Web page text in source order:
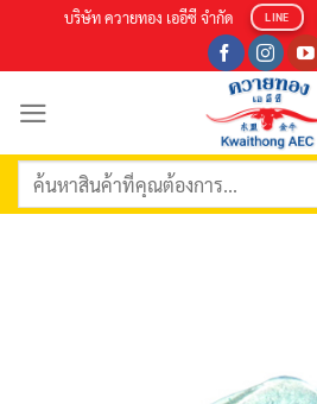
content
บริษัท ควายทอง เออีซี จำกัด LINE
ค้นหา: